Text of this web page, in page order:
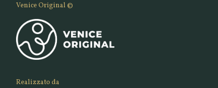
Venice Original ©
Realizzato da